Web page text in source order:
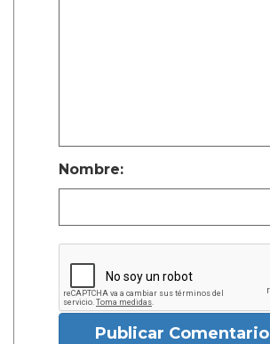
Nombre:
Publicar Comentario